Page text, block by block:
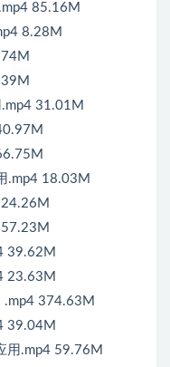
85.16M
8.28M
31.01M
.mp4 18.03M
39.62M
23.63M
.mp4 374.63M
39.04M
用.mp4 59.76M